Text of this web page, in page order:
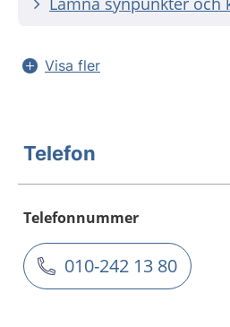
Visa fler
Telefon
Telefonnummer
010-242 13 80